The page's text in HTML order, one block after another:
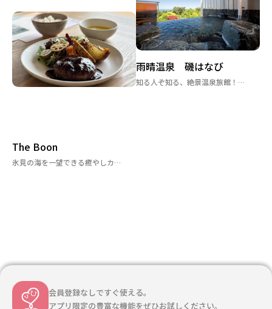
The Boon
氷見の海を一望できる癒やしカフェで、おいしいランチやデザートを堪能♪
雨晴温泉 磯はなび
知る人ぞ知る、絶景温泉旅館！子連れに優しいサービス揃ってます♪
会員登録なしですぐ使える。
アプリ限定の豊富な機能をぜひお試しください。
会員登録なしですぐ使える。
アプリ限定の豊富な機能をぜひお試しください。